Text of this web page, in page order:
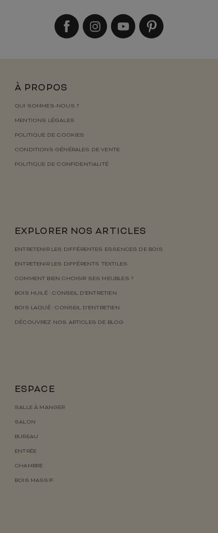
À PROPOS
QUI SOMMES-NOUS ?
MENTIONS LÉGALES
POLITIQUE DE COOKIES
CONDITIONS GÉNÉRALES DE VENTE
POLITIQUE DE CONFIDENTIALITÉ
EXPLORER NOS ARTICLES
ENTRETENIR LES DIFFÉRENTES ESSENCES DE BOIS
ENTRETENIR LES DIFFÉRENTS TEXTILES
COMMENT BIEN CHOISIR SES MEUBLES ?
BOIS HUILÉ : CONSEIL D’ENTRETIEN
BOIS LAQUÉ : CONSEIL D’ENTRETIEN
DÉCOUVREZ NOS ARTICLES DE BLOG
ESPACE
SALLE À MANGER
SALON
BUREAU
ENTRÉE
CHAMBRE
BOIS MASSIF